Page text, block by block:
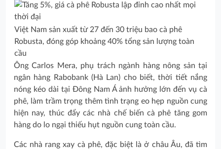
Việt Nam sản xuất từ 27 đến 30 triệu bao cà phê
Robusta, đóng góp khoảng 40% tổng sản lượng toàn
cầu
Ông Carlos Mera, phụ trách ngành hàng nông sản tại
ngân hàng Rabobank (Hà Lan) cho biết, thời tiết nắng
nóng kéo dài tại Đông Nam Á ảnh hưởng lớn đến vụ cà
phê, làm trầm trọng thêm tình trạng eo hẹp nguồn cung
hiện nay, thúc đẩy các nhà chế biến cà phê tăng gom
hàng do lo ngại thiếu hụt nguồn cung toàn cầu.
Các nhà rang xay cà phê, đặc biệt là ở châu Âu, đã tìm